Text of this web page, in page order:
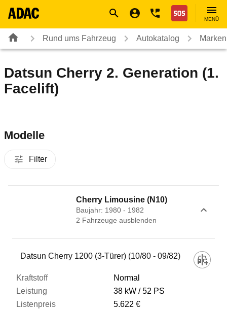
Nothilfe
MENÜ
Rund ums Fahrzeug Autokatalog
Datsun Cherry 2. Generation (1.
Facelift)
Modelle
Filter
Cherry Limousine (N10)
Baujahr: 1980 - 1982
2 Fahrzeuge ausblenden
Fahrzeug
Kraftstoff
Datsun Cherry 1200 (3-Türer) (10/80 - 09/82)
Normal
38 kW
52 PS
5.622 €